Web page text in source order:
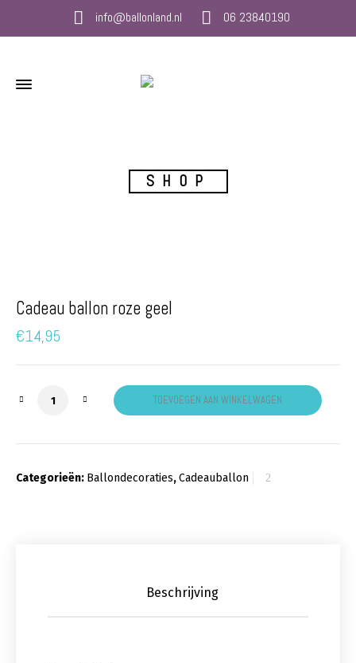
info@ballonland.nl 06 23840190
SHOP
Cadeau ballon roze geel
€14,95
Cadeau ballon roze geel aantal
TOEVOEGEN AAN WINKELWAGEN
Categorieën: Ballondecoraties,Cadeauballon
Beschrijving